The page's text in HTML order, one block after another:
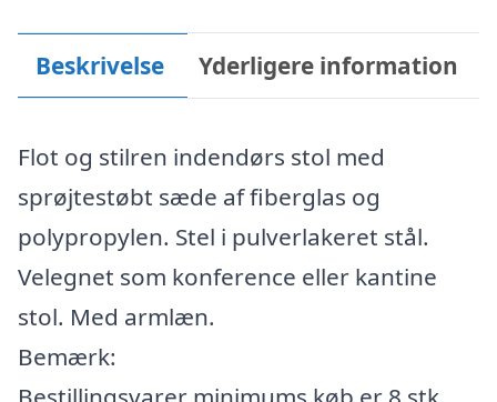
Beskrivelse Yderligere information
Flot og stilren indendørs stol med
sprøjtestøbt sæde af fiberglas og
polypropylen. Stel i pulverlakeret stål.
Velegnet som konference eller kantine
stol. Med armlæn.
Bemærk: